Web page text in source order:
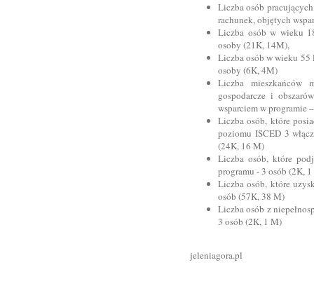
Liczba osób
rachunek, objętych
Liczba osób w wieku
osoby (21K, 14M),
Liczba osób w wieku 55
osoby (6K, 4M)
Liczba mieszkańców
gospodarcze i
wsparciem w programie
Liczba osób, które
poziomu ISCED 3
(24K, 16 M)
Liczba osób, które
programu - 3 osób (2K,
Liczba osób, które
osób (57K, 38 M)
Liczba osób z
3 osób (2K, 1 M)
jeleniagora.pl